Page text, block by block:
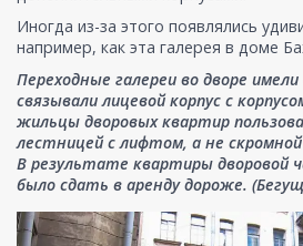
Иногда из-за этого появлялись
например, как эта галерея в доме
Переходные галереи во дворе
связывали лицевой корпус с
жильцы дворовых квартир
лестницей с лифтом, а не
В результате квартиры дворовой
было сдать в аренду дороже.